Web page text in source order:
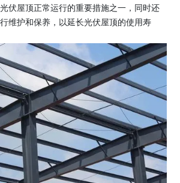
伏屋顶正常运行的重要措施之一，同时还
维护和保养，以延长光伏屋顶的使用寿